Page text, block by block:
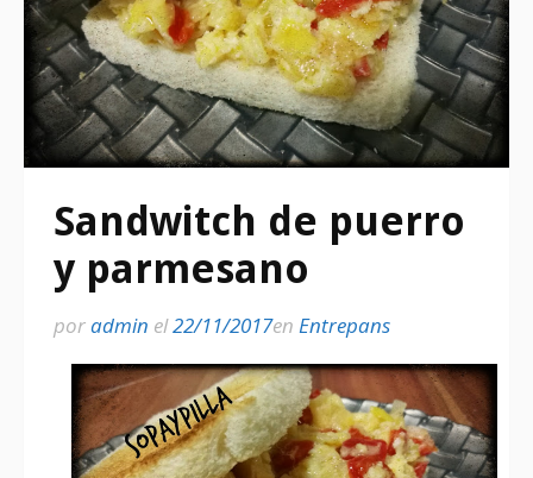
Sandwitch de puerro
y parmesano
poradmin el22/11/2017en Entrepans